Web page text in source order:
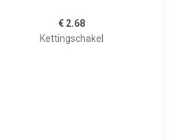
€ 2.68
Kettingschakel